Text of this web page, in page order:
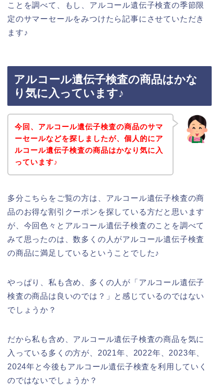
ことを調べて、もし、アルコール遺伝子検査の季節限
定のサマーセールをみつけたら記事にさせていただき
ます♪
アルコール遺伝子検査の商品はかな
り気に入っています♪
今回、アルコール遺伝子検査の商品のサマ
ーセールなどを探しましたが、個人的にア
ルコール遺伝子検査の商品はかなり気に入
っています♪
多分こちらをご覧の方は、アルコール遺伝子検査の商
品のお得な割引クーポンを探している方だと思います
が、今回色々とアルコール遺伝子検査のことを調べて
みて思ったのは、数多くの人がアルコール遺伝子検査
の商品に満足しているということでした♪
やっぱり、私も含め、多くの人が「アルコール遺伝子
検査の商品は良いのでは？」と感じているのではない
でしょうか？
だから私も含め、アルコール遺伝子検査の商品を気に
入っている多くの方が、2021年、2022年、2023年、
2024年と今後もアルコール遺伝子検査を利用していく
のではないでしょうか？